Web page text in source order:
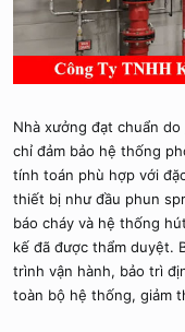
Nhà xưởng đạt chuẩn do
chỉ đảm bảo hệ thống
tính toán phù hợp với
thiết bị như đầu phun
báo cháy và hệ thống
kế đã được thẩm duyệt.
trình vận hành, bảo trì
toàn bộ hệ thống, giảm